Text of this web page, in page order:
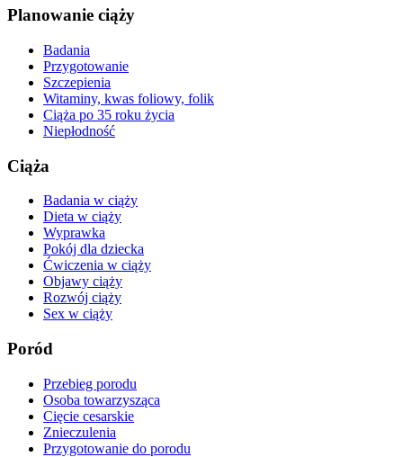
Planowanie ciąży
Badania
Przygotowanie
Szczepienia
Witaminy, kwas foliowy, folik
Ciąża po 35 roku życia
Niepłodność
Ciąża
Badania w ciąży
Dieta w ciąży
Wyprawka
Pokój dla dziecka
Ćwiczenia w ciąży
Objawy ciąży
Rozwój ciąży
Sex w ciąży
Poród
Przebieg porodu
Osoba towarzysząca
Cięcie cesarskie
Znieczulenia
Przygotowanie do porodu